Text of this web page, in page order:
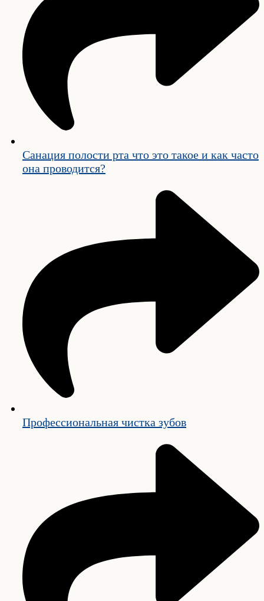
Санация полости рта что это такое и как часто
она проводится?
Профессиональная чистка зубов